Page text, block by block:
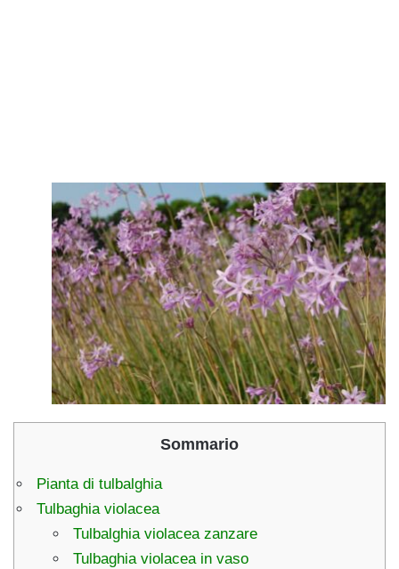
Sommario
Pianta di tulbalghia
Tulbaghia violacea
Tulbalghia violacea zanzare
Tulbaghia violacea in vaso